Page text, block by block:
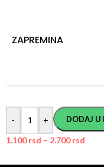
ZAPREMINA
- + DODAJ U
1.100rsd – 2.700rsd